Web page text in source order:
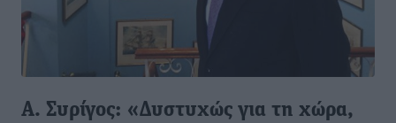
A. Συρίγος: «Δυστυχώς για τη χώρα,